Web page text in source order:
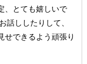
、とても嬉しいで
話ししたりして、
せできるよう頑張り